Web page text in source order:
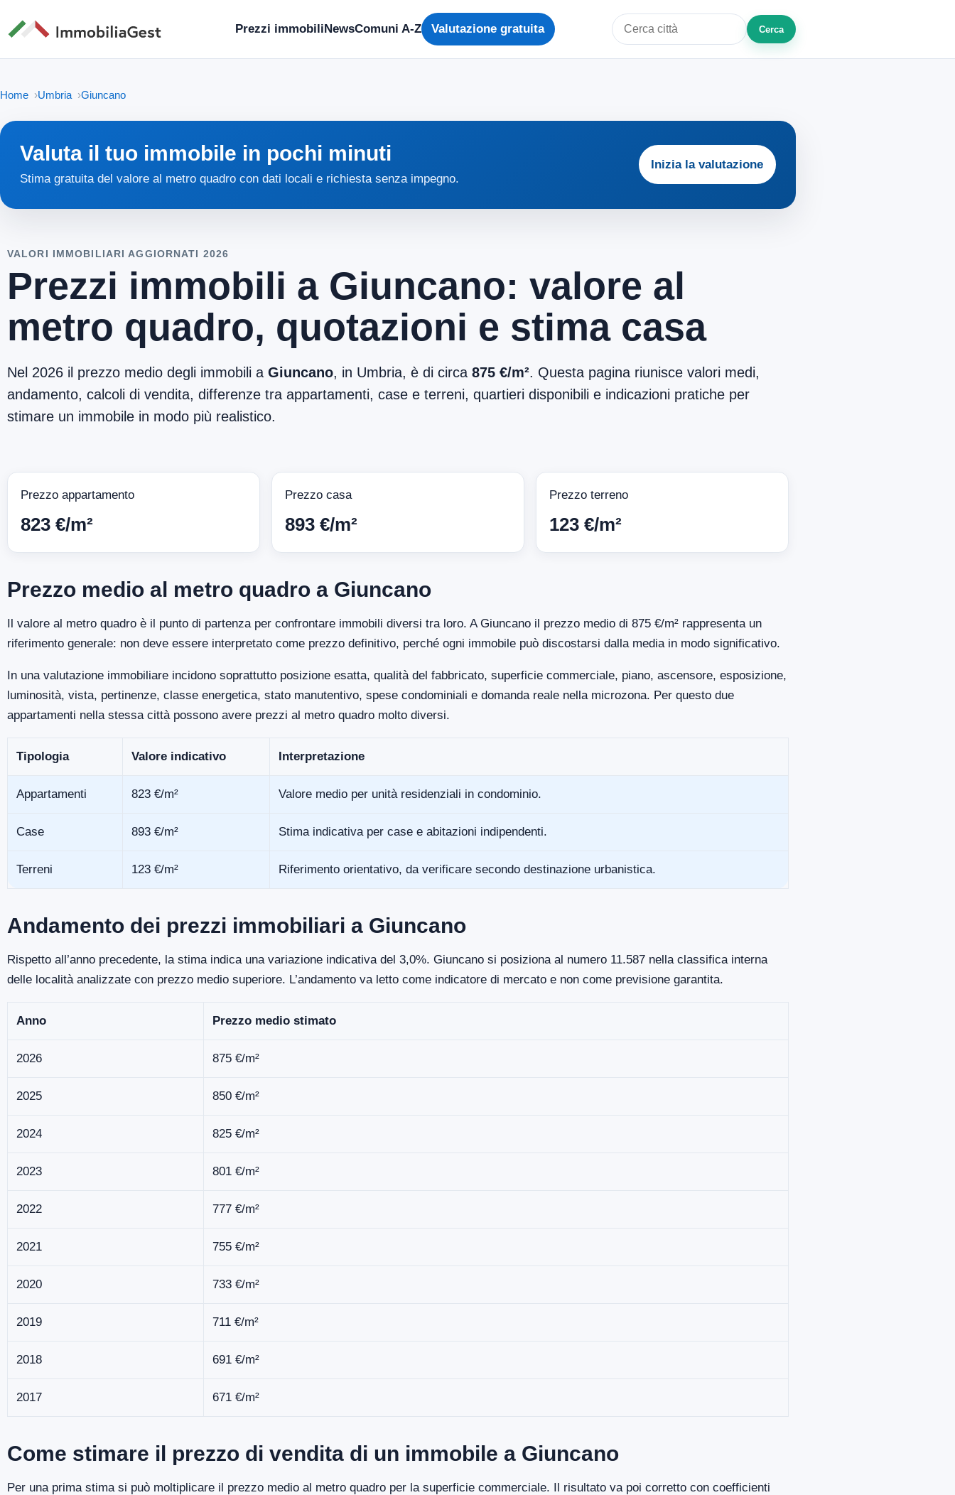
Prezzi immobiliNewsComuni A-Z Valutazione gratuita
Cerca città o zona
Cerca
Home Umbria Giuncano
Valuta il tuo immobile in pochi minuti
Stima gratuita del valore al metro quadro con dati locali e richiesta senza impegno.
Inizia la valutazione
VALORI IMMOBILIARI AGGIORNATI 2026
Prezzi immobili a Giuncano: valore al
metro quadro, quotazioni e stima casa
Nel 2026 il prezzo medio degli immobili a Giuncano, in Umbria, è di circa 875 €/m². Questa pagina riunisce valori medi,
andamento, calcoli di vendita, differenze tra appartamenti, case e terreni, quartieri disponibili e indicazioni pratiche per
stimare un immobile in modo più realistico.
Prezzo appartamento
823 €/m²
Prezzo casa
893 €/m²
Prezzo terreno
123 €/m²
Prezzo medio al metro quadro a Giuncano
Il valore al metro quadro è il punto di partenza per confrontare immobili diversi tra loro. A Giuncano il prezzo medio di 875 €/m² rappresenta un
riferimento generale: non deve essere interpretato come prezzo definitivo, perché ogni immobile può discostarsi dalla media in modo significativo.
In una valutazione immobiliare incidono soprattutto posizione esatta, qualità del fabbricato, superficie commerciale, piano, ascensore, esposizione,
luminosità, vista, pertinenze, classe energetica, stato manutentivo, spese condominiali e domanda reale nella microzona. Per questo due
appartamenti nella stessa città possono avere prezzi al metro quadro molto diversi.
Tipologia Valore indicativo Interpretazione
Appartamenti 823 €/m² Valore medio per unità residenziali in condominio.
Case 893 €/m² Stima indicativa per case e abitazioni indipendenti.
Terreni 123 €/m² Riferimento orientativo, da verificare secondo destinazione urbanistica.
Andamento dei prezzi immobiliari a Giuncano
Rispetto all’anno precedente, la stima indica una variazione indicativa del 3,0%. Giuncano si posiziona al numero 11.587 nella classifica interna
delle località analizzate con prezzo medio superiore. L’andamento va letto come indicatore di mercato e non come previsione garantita.
Anno Prezzo medio stimato
2026 875 €/m²
2025 850 €/m²
2024 825 €/m²
2023 801 €/m²
2022 777 €/m²
2021 755 €/m²
2020 733 €/m²
2019 711 €/m²
2018 691 €/m²
2017 671 €/m²
Come stimare il prezzo di vendita di un immobile a Giuncano
Per una prima stima si può moltiplicare il prezzo medio al metro quadro per la superficie commerciale. Il risultato va poi corretto con coefficienti